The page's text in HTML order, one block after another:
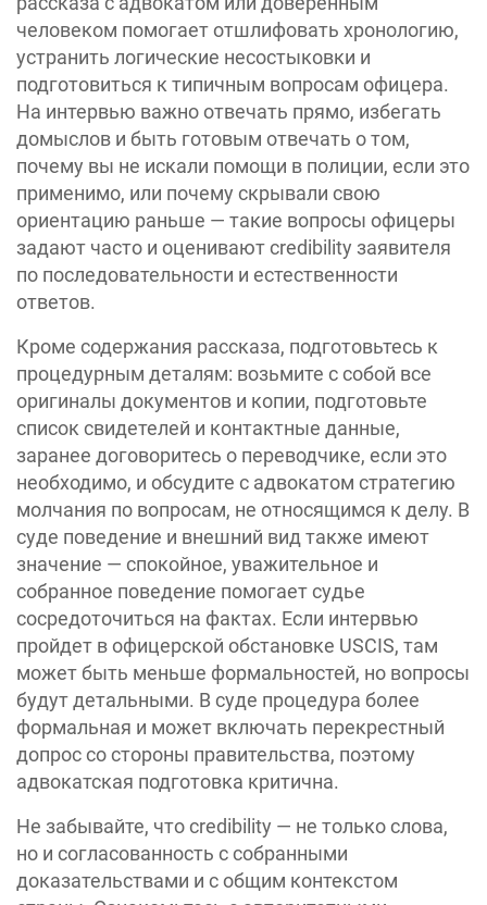
человеком помогает отшлифовать хронологию,
устранить логические несостыковки и
подготовиться к типичным вопросам офицера.
На интервью важно отвечать прямо, избегать
домыслов и быть готовым отвечать о том,
почему вы не искали помощи в полиции, если это
применимо, или почему скрывали свою
ориентацию раньше — такие вопросы офицеры
задают часто и оценивают credibility заявителя
по последовательности и естественности
ответов.
Кроме содержания рассказа, подготовьтесь к
процедурным деталям: возьмите с собой все
оригиналы документов и копии, подготовьте
список свидетелей и контактные данные,
заранее договоритесь о переводчике, если это
необходимо, и обсудите с адвокатом стратегию
молчания по вопросам, не относящимся к делу. В
суде поведение и внешний вид также имеют
значение — спокойное, уважительное и
собранное поведение помогает судье
сосредоточиться на фактах. Если интервью
пройдет в офицерской обстановке USCIS, там
может быть меньше формальностей, но вопросы
будут детальными. В суде процедура более
формальная и может включать перекрестный
допрос со стороны правительства, поэтому
адвокатская подготовка критична.
Не забывайте, что credibility — не только слова,
но и согласованность с собранными
доказательствами и с общим контекстом